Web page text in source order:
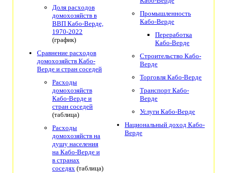
Доля расходов
домохозяйств в
ВВП Кабо-Верде,
1970-2022
(график)
Сравнение расходов
домохозяйств Кабо-
Верде и стран соседей
Расходы
домохозяйств
Кабо-Верде и
стран соседей
(таблица)
Расходы
домохозяйств на
душу населения
на Кабо-Верде и
в странах
соседях (таблица)
Промышленность
Кабо-Верде
Переработка
Кабо-Верде
Строительство Кабо-
Верде
Торговля Кабо-Верде
Транспорт Кабо-
Верде
Услуги Кабо-Верде
Национальный доход Кабо-
Верде